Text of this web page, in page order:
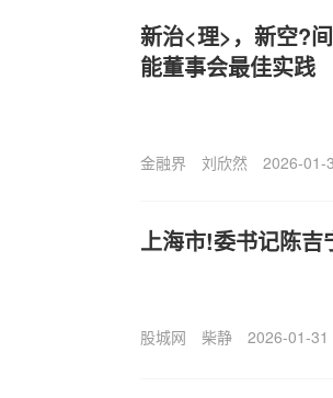
新治<理>，新空?
能董事会最佳实践
金融界 刘欣然 2026-01-
上海市!委书记陈吉
股城网 柴静 2026-01-31